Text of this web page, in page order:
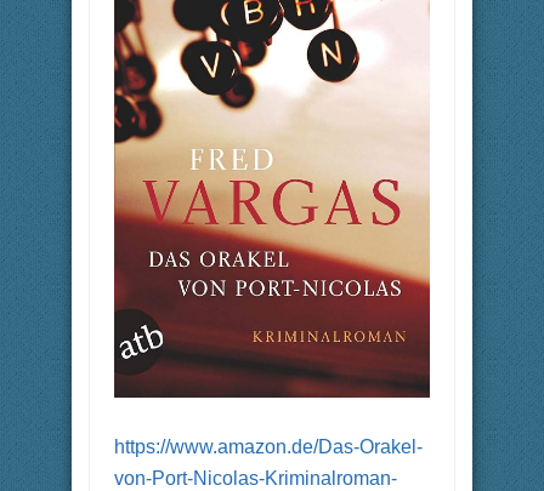
https://www.amazon.de/Das-Orakel-
von-Port-Nicolas-Kriminalroman-